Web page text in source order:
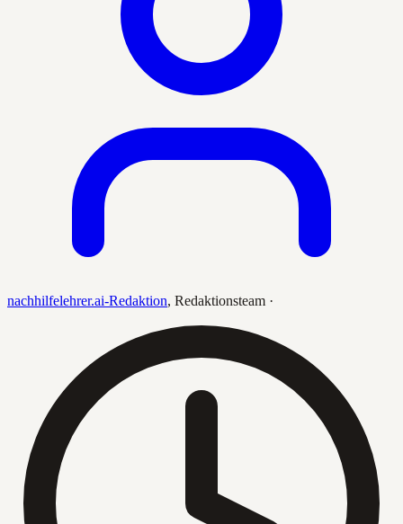
nachhilfelehrer.ai-Redaktion, Redaktionsteam ·